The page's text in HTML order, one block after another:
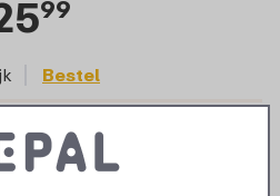
99
Bestel